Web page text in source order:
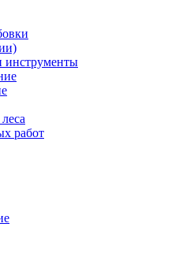
инструменты
работ